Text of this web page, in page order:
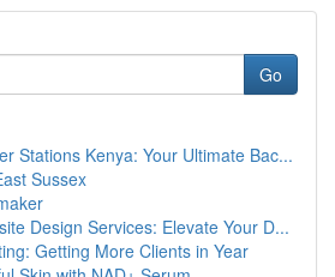
Go
Stations Kenya: Your Ultimate Bac...
Sussex
Design Services: Elevate Your D...
Getting More Clients in Year